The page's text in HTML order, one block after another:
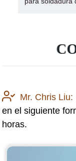
Mr. Chris Liu:
en el siguiente
horas.